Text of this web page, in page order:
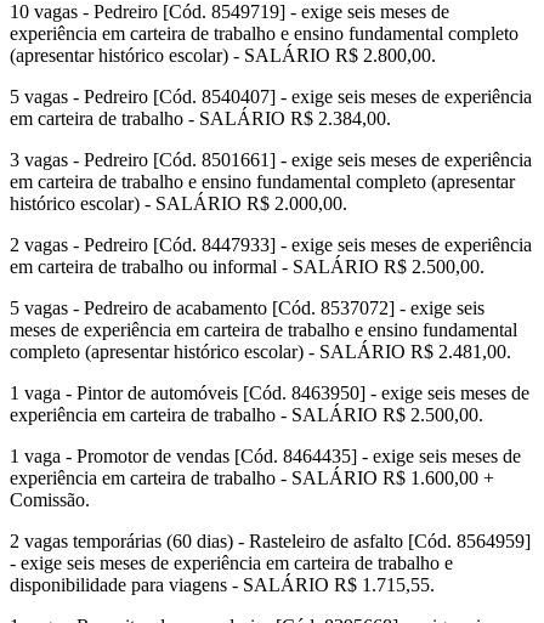
10 vagas - Pedreiro [Cód. 8549719] - exige seis meses de
experiência em carteira de trabalho e ensino fundamental completo
(apresentar histórico escolar) - SALÁRIO R$ 2.800,00.
5 vagas - Pedreiro [Cód. 8540407] - exige seis meses de experiência
em carteira de trabalho - SALÁRIO R$ 2.384,00.
3 vagas - Pedreiro [Cód. 8501661] - exige seis meses de experiência
em carteira de trabalho e ensino fundamental completo (apresentar
histórico escolar) - SALÁRIO R$ 2.000,00.
2 vagas - Pedreiro [Cód. 8447933] - exige seis meses de experiência
em carteira de trabalho ou informal - SALÁRIO R$ 2.500,00.
5 vagas - Pedreiro de acabamento [Cód. 8537072] - exige seis
meses de experiência em carteira de trabalho e ensino fundamental
completo (apresentar histórico escolar) - SALÁRIO R$ 2.481,00.
1 vaga - Pintor de automóveis [Cód. 8463950] - exige seis meses de
experiência em carteira de trabalho - SALÁRIO R$ 2.500,00.
1 vaga - Promotor de vendas [Cód. 8464435] - exige seis meses de
experiência em carteira de trabalho - SALÁRIO R$ 1.600,00 +
Comissão.
2 vagas temporárias (60 dias) - Rasteleiro de asfalto [Cód. 8564959]
- exige seis meses de experiência em carteira de trabalho e
disponibilidade para viagens - SALÁRIO R$ 1.715,55.